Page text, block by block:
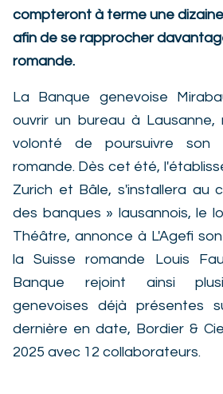
compteront à terme une
afin de se rapprocher
romande.
La Banque genevoise
ouvrir un bureau à Lausanne,
volonté de poursuivre son
romande. Dès cet été,
Zurich et Bâle, s'installera au
des banques » lausannois, le
Théâtre, annonce à L'Agefi
la Suisse romande Louis
Banque rejoint ainsi
genevoises déjà présentes
dernière en date, Bordier &
2025 avec 12 collaborateurs.